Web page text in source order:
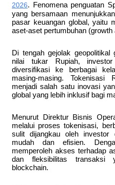
2026. Fenomena penguatan
yang bersamaan
pasar keuangan global, yaitu
aset-aset pertumbuhan (growth
Di tengah gejolak geopolitikal
nilai tukar Rupiah, investor
diversifikasi ke berbagai
masing-masing.
menjadi salah satu inovasi
global yang lebih inklusif bagi
Menurut Direktur Bisnis
melalui proses tokenisasi,
sulit dijangkau oleh investor
mudah dan efisien.
memperoleh akses terhadap
dan fleksibilitas transaksi
blockchain.